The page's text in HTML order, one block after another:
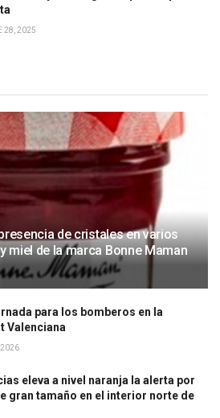
28, 2025
de cristales en varios
miel de la marca Bonne Maman
para los bomberos en la
Valenciana
2026
eleva a nivel naranja la alerta por
gran tamaño en el interior norte de